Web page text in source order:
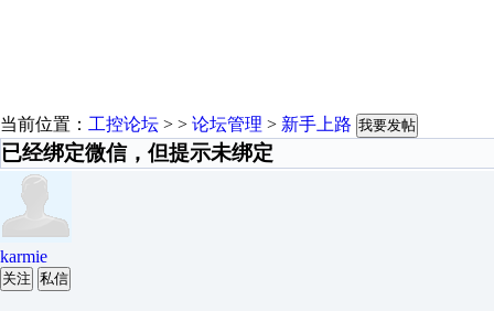
当前位置： 工控论坛 > > 论坛管理 > 新手上路 我要发帖
已经绑定微信，但提示未绑定
karmie
关注 私信